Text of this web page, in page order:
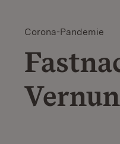
Corona-Pandemie